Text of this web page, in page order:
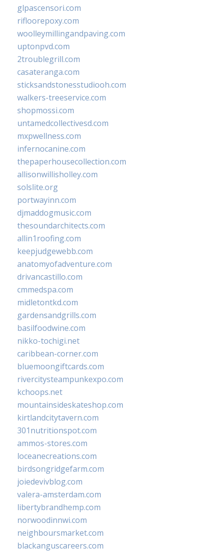
glpascensori.com
rifloorepoxy.com
woolleymillingandpaving.com
uptonpvd.com
2troublegrill.com
casateranga.com
sticksandstonesstudiooh.com
walkers-treeservice.com
shopmossi.com
untamedcollectivesd.com
mxpwellness.com
infernocanine.com
thepaperhousecollection.com
allisonwillisholley.com
solslite.org
portwayinn.com
djmaddogmusic.com
thesoundarchitects.com
allin1roofing.com
keepjudgewebb.com
anatomyofadventure.com
drivancastillo.com
cmmedspa.com
midletontkd.com
gardensandgrills.com
basilfoodwine.com
nikko-tochigi.net
caribbean-corner.com
bluemoongiftcards.com
rivercitysteampunkexpo.com
kchoops.net
mountainsideskateshop.com
kirtlandcitytavern.com
301nutritionspot.com
ammos-stores.com
loceanecreations.com
birdsongridgefarm.com
joiedevivblog.com
valera-amsterdam.com
libertybrandhemp.com
norwoodinnwi.com
neighboursmarket.com
blackanguscareers.com